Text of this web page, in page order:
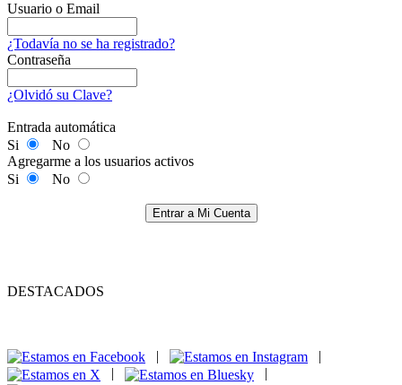
Usuario o Email
¿Todavía no se ha registrado?
Contraseña
¿Olvidó su Clave?
Entrada automática
Si
No
Agregarme a los usuarios activos
Si
No
Entrar a Mi Cuenta
DESTACADOS
|
|
|
|